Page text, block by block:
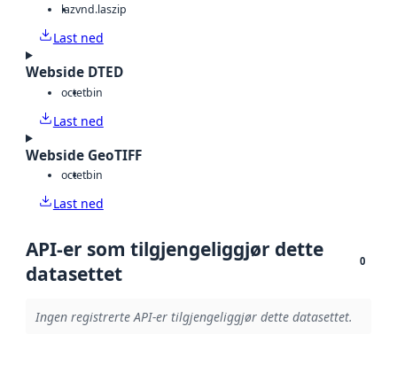
lazvnd.laszip
Last ned
Webside DTED
octetbin
Last ned
Webside GeoTIFF
octetbin
Last ned
API-er som tilgjengeliggjør dette
datasettet
0
Ingen registrerte API-er tilgjengeliggjør dette datasettet.